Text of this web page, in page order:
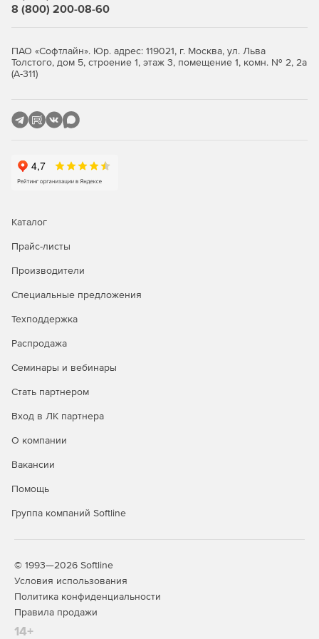
Vector Extensions 512 (Intel AVX-512).
использованием OpenMP позволяет использовать
преимущества новейшего оборудования с
Intel, Intel Performance Libraries и инструментов
анализа, которые поддерживают Intel Deep Learning
(VNNI) в процессорах Intel Xeon масштабируемого
уровня 2-го поколения.
Intel Optane DC с помощью Intel VTune Profiler.
Расширенное профилирование с возможностью
Profiler для понимания и оптимизации конфигурации
платформы.
Анализ имитации кеша для векторизации для L1, L2,
Поддержка облака HPC помогает использовать
Adapter для высокоскоростной связи для приложений
Полная версия OpenMP 4.5 и начальная версия
Интеграция с Microsoft Visual Studio 2019.
8 (800) 200-08-60
ПАО «Софтлайн». Юр. адрес: 119021, г. Москва, ул. Льва
Толстого, дом 5, строение 1, этаж 3, помещение 1, комн. № 2, 2а
(А-311)
Каталог
Прайс-листы
Производители
Специальные предложения
Техподдержка
Распродажа
Семинары и вебинары
Стать партнером
Вход в ЛК партнера
О компании
Вакансии
Помощь
Группа компаний Softline
© 1993—2026 Softline
Условия использования
Политика конфиденциальности
Правила продажи
14+